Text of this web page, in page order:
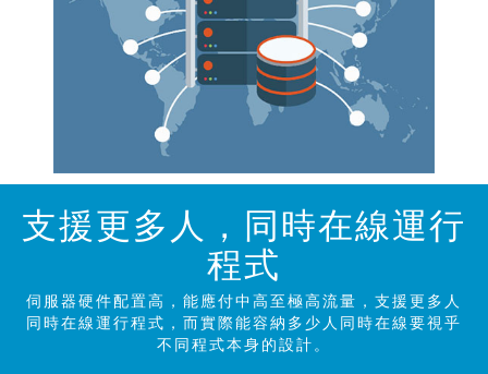
支援更多人，同時在線運行
程式
伺服器硬件配置高，能應付中高至極高流量，支援更多人
同時在線運行程式，而實際能容納多少人同時在線要視乎
不同程式本身的設計。